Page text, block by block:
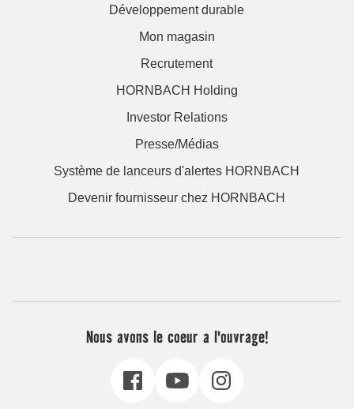
Développement durable
Mon magasin
Recrutement
HORNBACH Holding
Investor Relations
Presse/Médias
Système de lanceurs d'alertes HORNBACH
Devenir fournisseur chez HORNBACH
Nous avons le coeur a l'ouvrage!